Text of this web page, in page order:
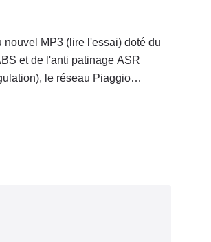
nouvel MP3 (lire l'essai) doté du
et de l'anti patinage ASR
le réseau Piaggio